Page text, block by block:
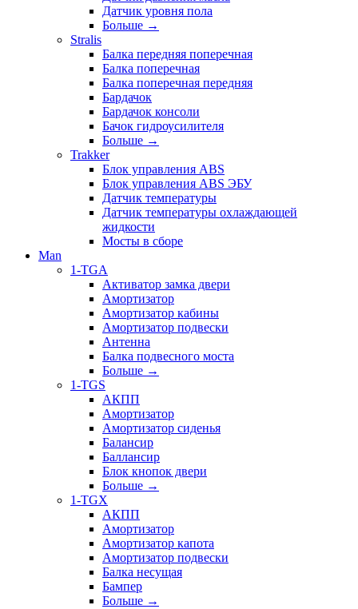
Датчик уровня пола
Больше →
Stralis
Балка передняя поперечная
Балка поперечная
Балка поперечная передняя
Бардачок
Бардачок консоли
Бачок гидроусилителя
Больше →
Trakker
Блок управления ABS
Блок управления ABS ЭБУ
Датчик температуры
Датчик температуры охлаждающей
жидкости
Мосты в сборе
Man
1-TGA
Активатор замка двери
Амортизатор
Амортизатор кабины
Амортизатор подвески
Антенна
Балка подвесного моста
Больше →
1-TGS
АКПП
Амортизатор
Амортизатор сиденья
Балансир
Баллансир
Блок кнопок двери
Больше →
1-TGX
АКПП
Амортизатор
Амортизатор капота
Амортизатор подвески
Балка несущая
Бампер
Больше →